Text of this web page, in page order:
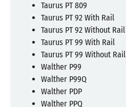
Taurus PT 809
Taurus PT 92 With Rail
Taurus PT 92 Without Rail
Taurus PT 99 With Rail
Taurus PT 99 Without Rail
Walther P99
Walther P99Q
Walther PDP
Walther PPQ